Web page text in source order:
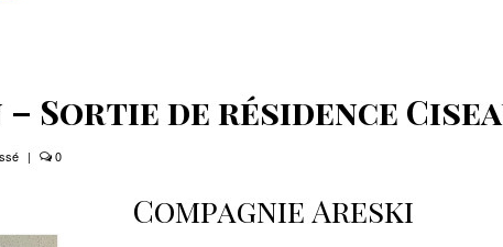
– Sortie de résidence
| 0
Compagnie Areski